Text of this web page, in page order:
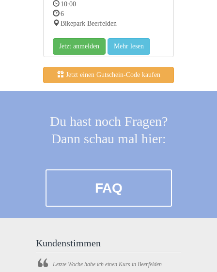
10:00
6
Bikepark Beerfelden
Jetzt anmelden Mehr lesen
Jetzt einen Gutschein-Code kaufen
Du hast noch Fragen?
Dann schau mal hier:
FAQ
Kundenstimmen
Letzte Woche habe ich einen Kurs in Beerfelden